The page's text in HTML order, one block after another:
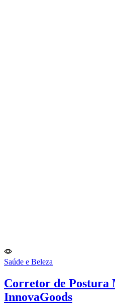
Saúde e Beleza
Corretor de Postura
InnovaGoods